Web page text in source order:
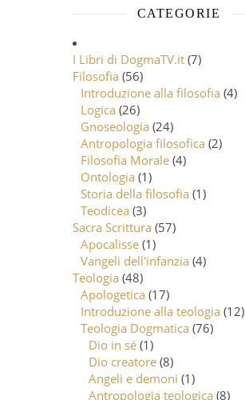
CATEGORIE
I Libri di DogmaTV.it (7)
Filosofia (56)
Introduzione alla filosofia (4)
Logica (26)
Gnoseologia (24)
Antropologia filosofica (2)
Filosofia Morale (4)
Ontologia (1)
Storia della filosofia (1)
Teodicea (3)
Sacra Scrittura (57)
Apocalisse (1)
Vangeli dell'infanzia (4)
Teologia (48)
Apologetica (17)
Introduzione alla teologia (12)
Teologia Dogmatica (76)
Dio in sé (1)
Dio creatore (8)
Angeli e demoni (1)
Antropologia teologica (8)